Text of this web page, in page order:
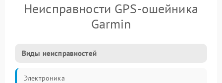
Неисправности GPS-ошейника
Garmin
Виды неисправностей
Электроника